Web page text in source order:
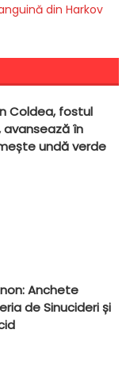
din Harkov
Coldea, fostul
avansează în
undă verde
Anchete
de Sinucideri și